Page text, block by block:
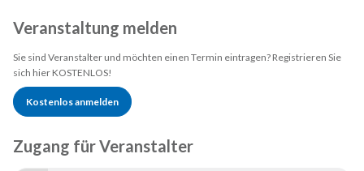
Veranstaltung melden
Sie sind Veranstalter und möchten einen Termin eintragen? Registrieren Sie
sich hier KOSTENLOS!
Kostenlos anmelden
Zugang für Veranstalter